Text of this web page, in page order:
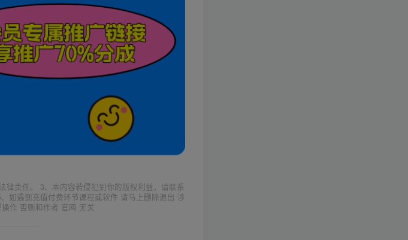
律责任。 3、本内容若侵犯到你的版权利益，请联系
如遇到充值付费环节课程或软件 请马上删除退出 涉
作 否则和作者 官网 无关